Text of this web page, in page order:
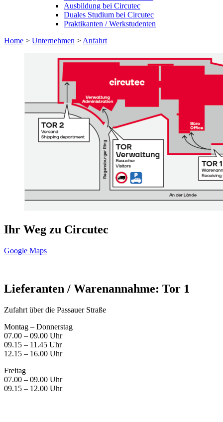
Ausbildung bei Circutec
Duales Studium bei Circutec
Praktikanten / Werkstudenten
Home > Unternehmen > Anfahrt
Ihr Weg zu Circutec
Google Maps
Lieferanten / Warenannahme: Tor 1
Zufahrt über die Passauer Straße
Montag – Donnerstag
07.00 – 09.00 Uhr
09.15 – 11.45 Uhr
12.15 – 16.00 Uhr
Freitag
07.00 – 09.00 Uhr
09.15 – 12.00 Uhr